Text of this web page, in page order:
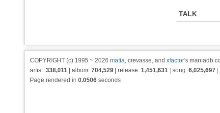
TALK
COPYRIGHT (c) 1995 ~ 2026 matia, crevasse, and xfactor's
artist: 338,011 | album: 704,529 | release: 1,451,631 | song: 6,025,697
Page rendered in 0.0506 seconds